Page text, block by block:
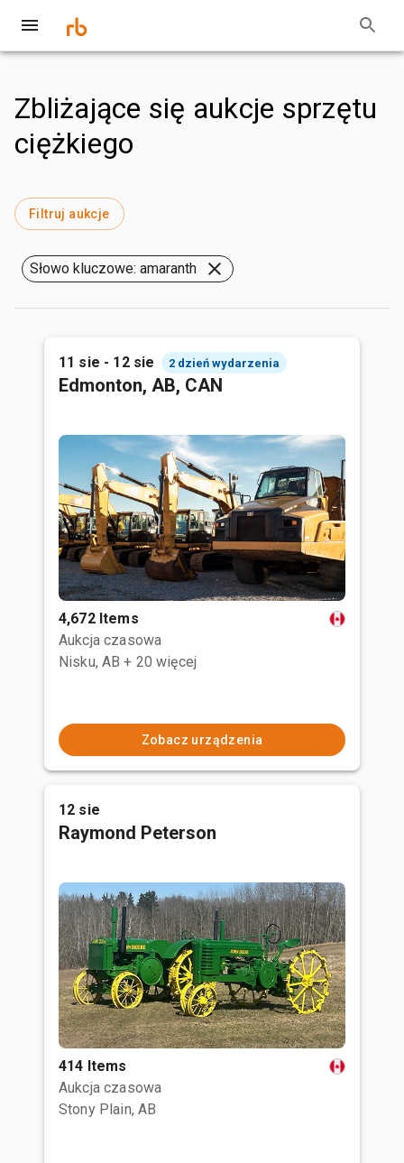
Zbliżające się aukcje sprzętu
ciężkiego
Filtruj aukcje
Słowo kluczowe: amaranth
11 sie - 12 sie 2 dzień wydarzenia
Edmonton, AB, CAN
4,672 Items
Aukcja czasowa
Nisku, AB + 20 więcej
Zobacz urządzenia
12 sie
Raymond Peterson
414 Items
Aukcja czasowa
Stony Plain, AB